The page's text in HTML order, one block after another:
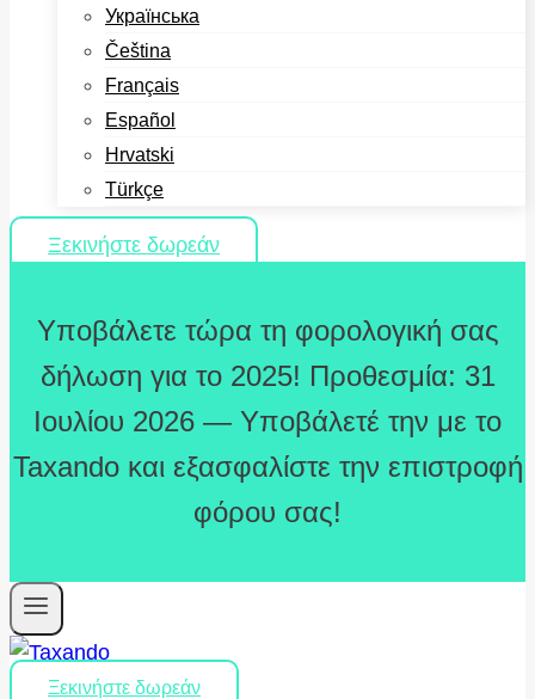
Українська
Čeština
Français
Español
Hrvatski
Türkçe
Ξεκινήστε δωρεάν
Υποβάλετε τώρα τη φορολογική σας
δήλωση για το 2025! Προθεσμία: 31
Ιουλίου 2026 — Υποβάλετέ την με το
Taxando και εξασφαλίστε την επιστροφή
φόρου σας!
Ξεκινήστε δωρεάν